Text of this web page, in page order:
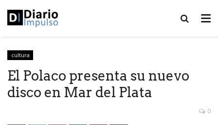
cultura
El Polaco presenta su nuevo
disco en Mar del Plata
0